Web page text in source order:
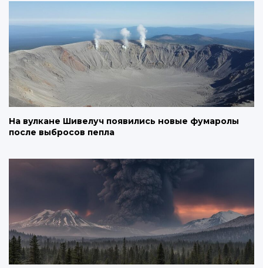
На вулкане Шивелуч появились новые фумаролы
после выбросов пепла